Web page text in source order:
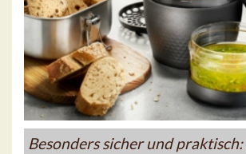
Besonders sicher und